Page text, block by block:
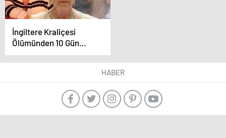
İngiltere Kraliçesi
Ölümünden 10 Gün
Sonra Türkiye’de Kimin
Rüyasına Girdi?
HABER